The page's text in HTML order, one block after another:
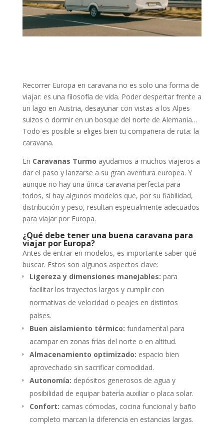
Recorrer Europa en caravana no es solo una forma de
viajar: es una filosofía de vida. Poder despertar frente a
un lago en Austria, desayunar con vistas a los Alpes
suizos o dormir en un bosque del norte de Alemania…
Todo es posible si eliges bien tu compañera de ruta: la
caravana.
En Caravanas Turmo ayudamos a muchos viajeros a
dar el paso y lanzarse a su gran aventura europea. Y
aunque no hay una única caravana perfecta para
todos, sí hay algunos modelos que, por su fiabilidad,
distribución y peso, resultan especialmente adecuados
para viajar por Europa.
¿Qué debe tener una buena caravana para
viajar por Europa?
Antes de entrar en modelos, es importante saber qué
buscar. Estos son algunos aspectos clave:
Ligereza y dimensiones manejables: para
facilitar los trayectos largos y cumplir con
normativas de velocidad o peajes en distintos
países.
Buen aislamiento térmico: fundamental para
acampar en zonas frías del norte o en altitud.
Almacenamiento optimizado: espacio bien
aprovechado sin sacrificar comodidad.
Autonomía: depósitos generosos de agua y
posibilidad de equipar batería auxiliar o placa solar.
Confort: camas cómodas, cocina funcional y baño
completo marcan la diferencia en estancias largas.